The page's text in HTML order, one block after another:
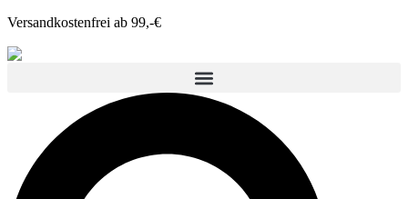
Versandkostenfrei ab 99,-€